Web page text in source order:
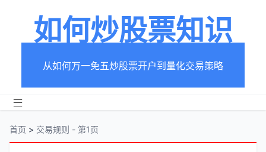
如何炒股票知识
从如何万一免五炒股票开户到量化交易策略
首页 > 交易规则 - 第1页